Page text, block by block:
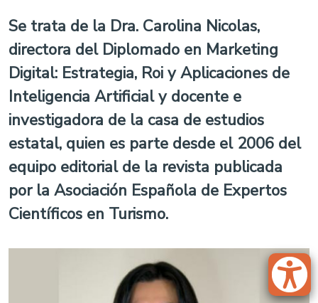
Se trata de la Dra. Carolina Nicolas,
directora del Diplomado en Marketing
Digital: Estrategia, Roi y Aplicaciones de
Inteligencia Artificial y docente e
investigadora de la casa de estudios
estatal, quien es parte desde el 2006 del
equipo editorial de la revista publicada
por la Asociación Española de Expertos
Científicos en Turismo.